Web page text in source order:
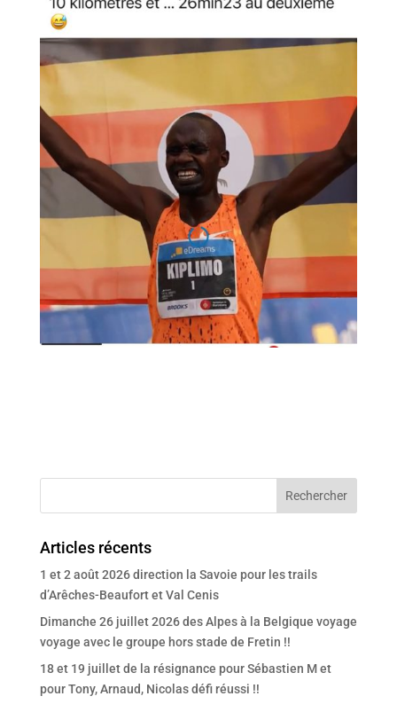
Articles récents
1 et 2 août 2026 direction la Savoie pour les trails
d’Arêches-Beaufort et Val Cenis
Dimanche 26 juillet 2026 des Alpes à la Belgique voyage
voyage avec le groupe hors stade de Fretin !!
18 et 19 juillet de la résignance pour Sébastien M et
pour Tony, Arnaud, Nicolas défi réussi !!